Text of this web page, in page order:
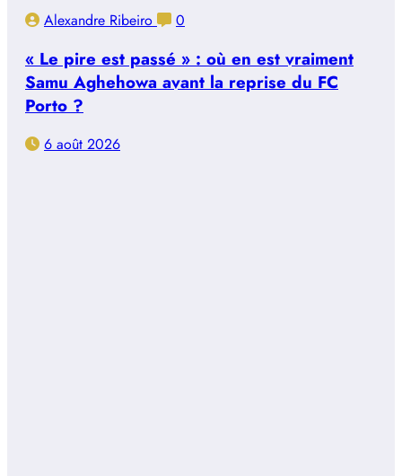
Alexandre Ribeiro 0
« Le pire est passé » : où en est vraiment
Samu Aghehowa avant la reprise du FC
Porto ?
6 août 2026